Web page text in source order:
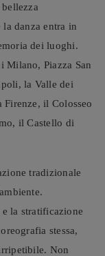
danza entra in
dei luoghi.
Milano, Piazza San
la Valle dei
il Colosseo
il Castello di
tradizionale
la stratificazione
stessa,
Non